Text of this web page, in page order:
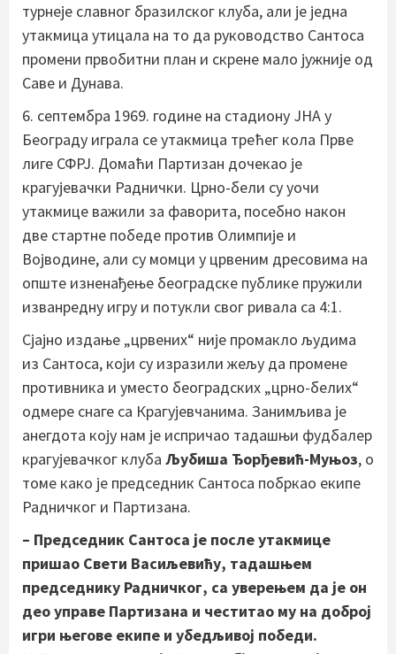
турнеје славног бразилског клуба, али је једна
утакмица утицала на то да руководство Сантоса
промени првобитни план и скрене мало јужније од
Саве и Дунава.
6. септембра 1969. године на стадиону ЈНА у
Београду играла се утакмица трећег кола Прве
лиге СФРЈ. Домаћи Партизан дочекао је
крагујевачки Раднички. Црно-бели су уочи
утакмице важили за фаворита, посебно након
две стартне победе против Олимпије и
Војводине, али су момци у црвеним дресовима на
опште изненађење београдске публике пружили
изванредну игру и потукли свог ривала са 4:1.
Сјајно издање „црвених“ није промакло људима
из Сантоса, који су изразили жељу да промене
противника и уместо београдских „црно-белих“
одмере снаге са Крагујевчанима. Занимљива је
анегдота коју нам је испричао тадашњи фудбалер
крагујевачког клуба Љубиша Ђорђевић-Муњоз, о
томе како је председник Сантоса побркао екипе
Радничког и Партизана.
– Председник Сантоса је после утакмице
пришао Свети Васиљевићу, тадашњем
председнику Радничког, са уверењем да је он
део управе Партизана и честитао му на доброј
игри његове екипе и убедљивој победи.